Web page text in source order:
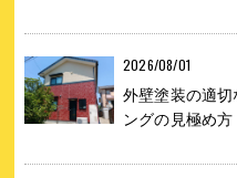
2026/08/01
外壁塗装の適
ングの見極め方